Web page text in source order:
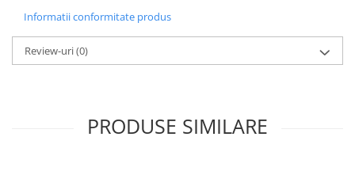
Informatii conformitate produs
Review-uri(0)
PRODUSE SIMILARE